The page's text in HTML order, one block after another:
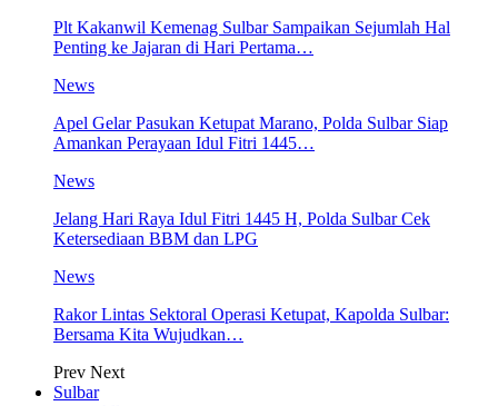
Plt Kakanwil Kemenag Sulbar Sampaikan Sejumlah Hal
Penting ke Jajaran di Hari Pertama…
News
Apel Gelar Pasukan Ketupat Marano, Polda Sulbar Siap
Amankan Perayaan Idul Fitri 1445…
News
Jelang Hari Raya Idul Fitri 1445 H, Polda Sulbar Cek
Ketersediaan BBM dan LPG
News
Rakor Lintas Sektoral Operasi Ketupat, Kapolda Sulbar:
Bersama Kita Wujudkan…
Prev Next
Sulbar